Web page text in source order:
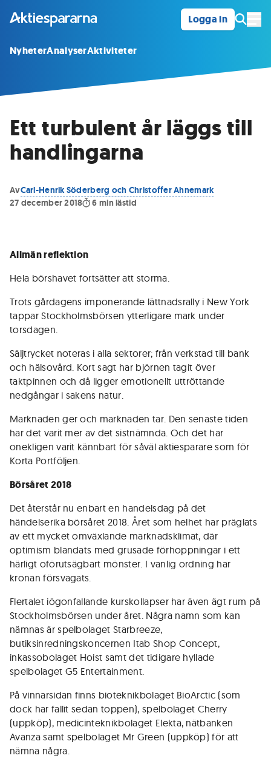
Logga in
NyheterAnalyserAktiviteter
Ett turbulent år läggs till
handlingarna
AvCarl-Henrik Söderberg och Christoffer Ahnemark
27 december 2018
6 min lästid
Allmän reflektion
Hela börshavet fortsätter att storma.
Trots gårdagens imponerande lättnadsrally i New York
tappar Stockholmsbörsen ytterligare mark under
torsdagen.
Säljtrycket noteras i alla sektorer; från verkstad till bank
och hälsovård. Kort sagt har björnen tagit över
taktpinnen och då ligger emotionellt uttröttande
nedgångar i sakens natur.
Marknaden ger och marknaden tar. Den senaste tiden
har det varit mer av det sistnämnda. Och det har
onekligen varit kännbart för såväl aktiesparare som för
Korta Portföljen.
Börsåret 2018
Det återstår nu enbart en handelsdag på det
händelserika börsåret 2018. Året som helhet har präglats
av ett mycket omväxlande marknadsklimat, där
optimism blandats med grusade förhoppningar i ett
härligt oförutsägbart mönster. I vanlig ordning har
kronan försvagats.
Flertalet iögonfallande kurskollapser har även ägt rum på
Stockholmsbörsen under året. Några namn som kan
nämnas är spelbolaget Starbreeze,
butiksinredningskoncernen Itab Shop Concept,
inkassobolaget Hoist samt det tidigare hyllade
spelbolaget G5 Entertainment.
På vinnarsidan finns bioteknikbolaget BioArctic (som
dock har fallit sedan toppen), spelbolaget Cherry
(uppköp), medicinteknikbolaget Elekta, nätbanken
Avanza samt spelbolaget Mr Green (uppköp) för att
nämna några.